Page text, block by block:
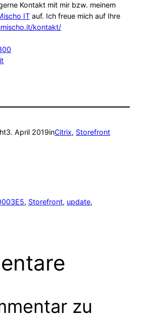
Kontakt mit mir bzw. meinem
IT auf. Ich freue mich auf Ihre
kontakt/
3. April 2019inCitrix, Storefront
, Storefront, update
zu